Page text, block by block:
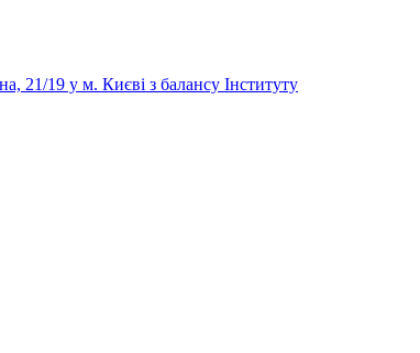
19 у м. Києві з балансу Інституту